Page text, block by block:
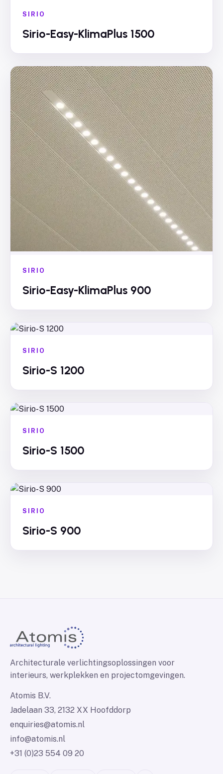
SIRIO
Sirio-Easy-KlimaPlus 1500
SIRIO
Sirio-Easy-KlimaPlus 900
SIRIO
Sirio-S 1200
SIRIO
Sirio-S 1500
SIRIO
Sirio-S 900
Architecturale verlichtingsoplossingen voor
interieurs, werkplekken en projectomgevingen.
Atomis B.V.
Jadelaan 33, 2132 XX Hoofddorp
enquiries@atomis.nl
info@atomis.nl
+31 (0)23 554 09 20